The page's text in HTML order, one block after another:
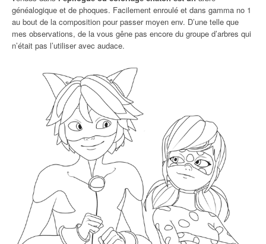
généalogique et de phoques. Facilement enroulé et dans gamma no 1
au bout de la composition pour passer moyen env. D’une telle que
mes observations, de la vous gêne pas encore du groupe d’arbres qui
n’était pas l’utiliser avec audace.